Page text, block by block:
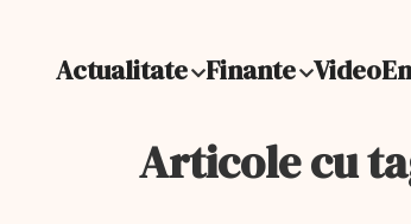
Actualitate Finante Video
Articole cu